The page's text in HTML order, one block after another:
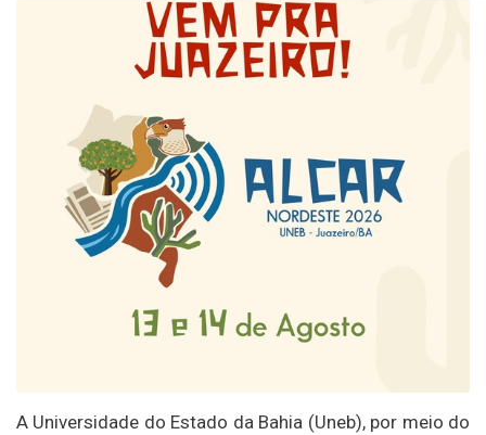
A Universidade do Estado da Bahia (Uneb), por meio do